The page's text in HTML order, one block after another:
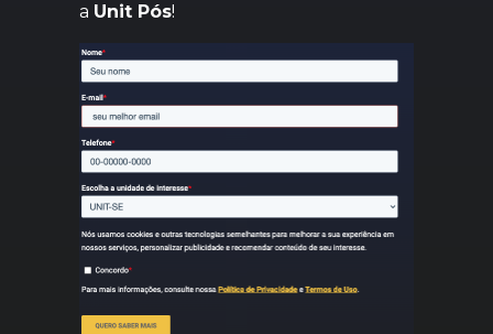
a Unit Pós!